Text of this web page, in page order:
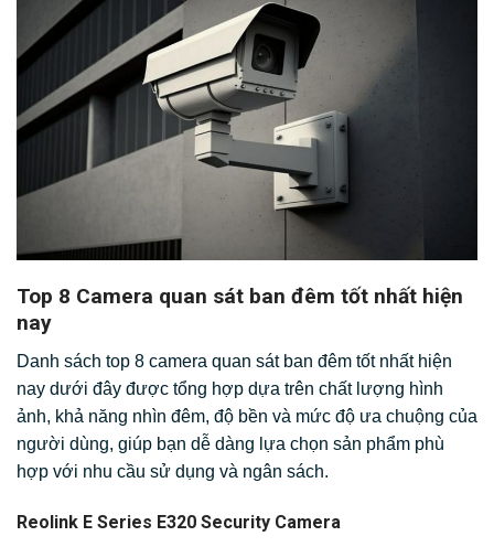
Top 8 Camera quan sát ban đêm tốt nhất hiện
nay
Danh sách top 8 camera quan sát ban đêm tốt nhất hiện
nay dưới đây được tổng hợp dựa trên chất lượng hình
ảnh, khả năng nhìn đêm, độ bền và mức độ ưa chuộng của
người dùng, giúp bạn dễ dàng lựa chọn sản phẩm phù
hợp với nhu cầu sử dụng và ngân sách.
Reolink E Series E320 Security Camera